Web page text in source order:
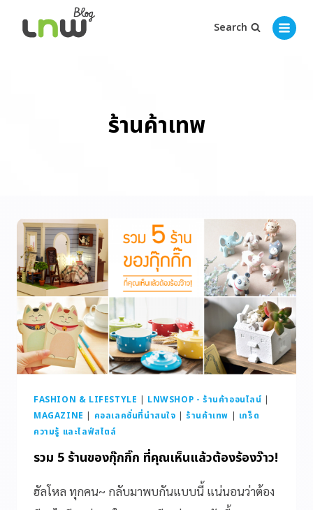
Search
ร้านค้าเทพ
FASHION & LIFESTYLE | LNWSHOP - ร้านค้าออนไลน์ |
MAGAZINE | คอลเลคชั่นที่น่าสนใจ | ร้านค้าเทพ | เกร็ด
ความรู้ และไลฟ์สไตล์
รวม 5 ร้านของกุ๊กกิ๊ก ที่คุณเห็นแล้วต้องร้องว๊าว!
ฮัลโหล ทุกคน~ กลับมาพบกันแบบนี้ แน่นอนว่าต้อง